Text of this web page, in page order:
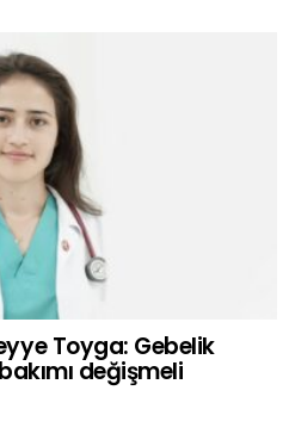
Toyga: Gebelik
değişmeli